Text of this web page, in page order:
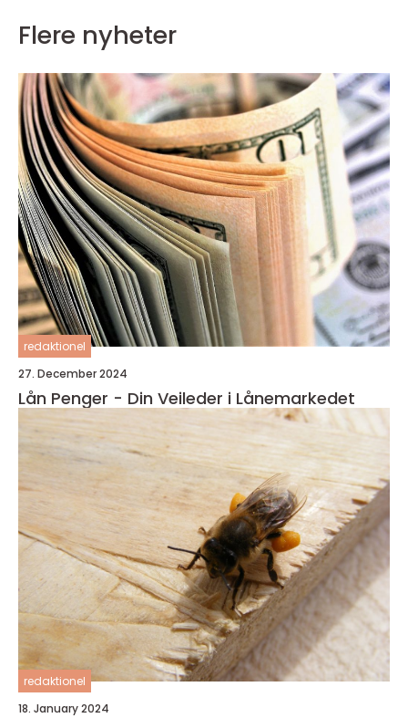
Flere nyheter
redaktionel
27. December 2024
Lån Penger - Din Veileder i Lånemarkedet
redaktionel
18. January 2024